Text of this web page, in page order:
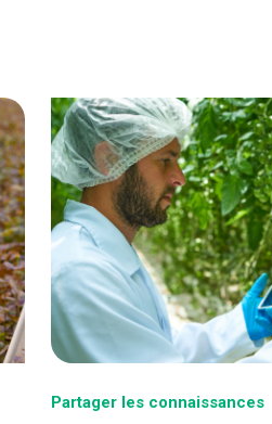
Partager les connaissances